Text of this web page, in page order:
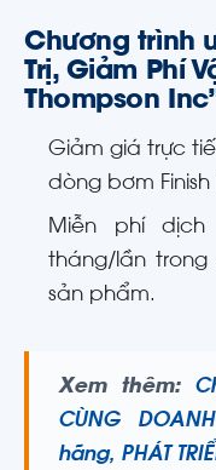
Chương trình
Trị, Giảm Phí
Thompson
Giảm giá trực
dòng bơm Finish
Miễn phí
tháng/lần
sản phẩm.
Xem thêm:
CÙNG
hãng, PHÁT